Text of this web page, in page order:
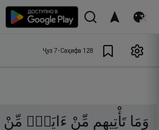
Ҷуз 7•Саҳифа 128
وَمَا تَأْتِيهِم مِّنْ ءَايَةٍۢ مِّنْ